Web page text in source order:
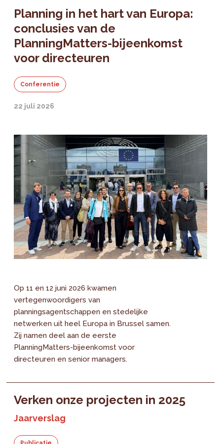
Planning in het hart van Europa:
conclusies van de
PlanningMatters-bijeenkomst
voor directeuren
Conferentie
22 juli 2026
Op 11 en 12 juni 2026 kwamen
vertegenwoordigers van
planningsagentschappen en stedelijke
netwerken uit heel Europa in Brussel samen.
Zij namen deel aan de eerste
PlanningMatters-bijeenkomst voor
directeuren en senior managers.
Verken onze projecten in 2025
Jaarverslag